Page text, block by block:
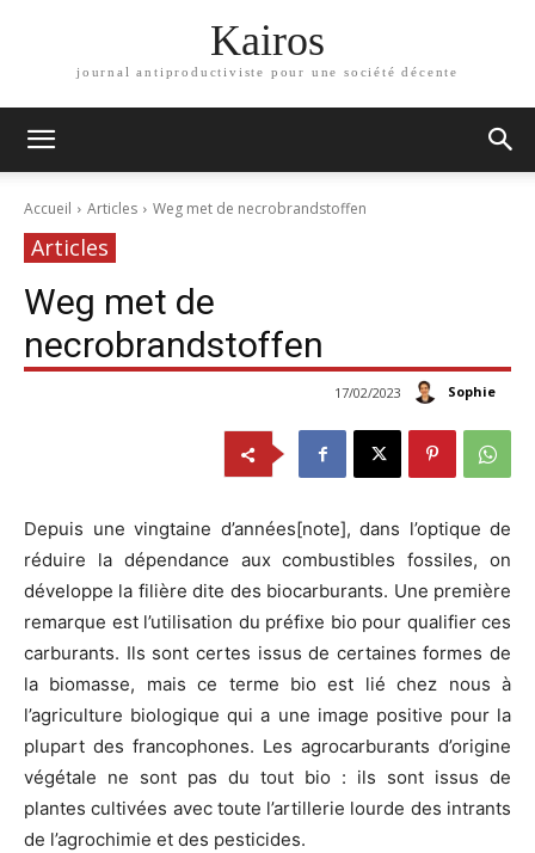
Kairos
journal antiproductiviste pour une société décente
Accueil Articles Weg met de necrobrandstoffen
Articles
Weg met de
necrobrandstoffen
Sophie
17/02/2023
Depuis une vingtaine d’années[note], dans l’optique de
réduire la dépendance aux combustibles fossiles, on
développe la filière dite des biocarburants. Une première
remarque est l’utilisation du préfixe bio pour qualifier ces
carburants. Ils sont certes issus de certaines formes de
la biomasse, mais ce terme bio est lié chez nous à
l’agriculture biologique qui a une image positive pour la
plupart des francophones. Les agrocarburants d’origine
végétale ne sont pas du tout bio : ils sont issus de
plantes cultivées avec toute l’artillerie lourde des intrants
de l’agrochimie et des pesticides.